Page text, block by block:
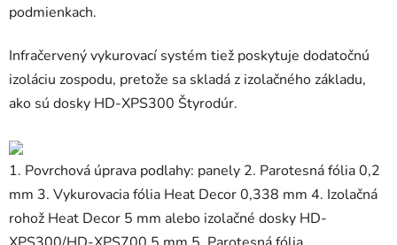
podmienkach.
Infračervený vykurovací systém tiež poskytuje dodatočnú
izoláciu zospodu, pretože sa skladá z izolačného základu,
ako sú dosky HD-XPS300 Štyrodúr.
1. Povrchová úprava podlahy: panely 2. Parotesná fólia 0,2
mm 3. Vykurovacia fólia Heat Decor 0,338 mm 4. Izolačná
rohož Heat Decor 5 mm alebo izolačné dosky HD-